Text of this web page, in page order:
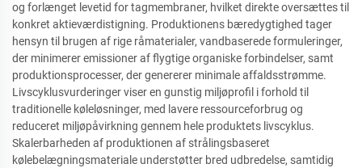
og forlænget levetid for tagmembraner, hvilket direkte oversættes til
konkret aktieværdistigning. Produktionens bæredygtighed tager
hensyn til brugen af rige råmaterialer, vandbaserede formuleringer,
der minimerer emissioner af flygtige organiske forbindelser, samt
produktionsprocesser, der genererer minimale affaldsstrømme.
Livscyklusvurderinger viser en gunstig miljøprofil i forhold til
traditionelle køleløsninger, med lavere ressourceforbrug og
reduceret miljøpåvirkning gennem hele produktets livscyklus.
Skalerbarheden af produktionen af strålingsbaseret
kølebelægningsmateriale understøtter bred udbredelse, samtidig